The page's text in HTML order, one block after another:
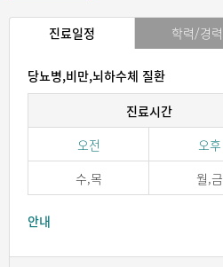
진료일정 학력/경력
당뇨병,비만,뇌하수체 질환
진료시간
오전
오후
수,목
월,금
안내